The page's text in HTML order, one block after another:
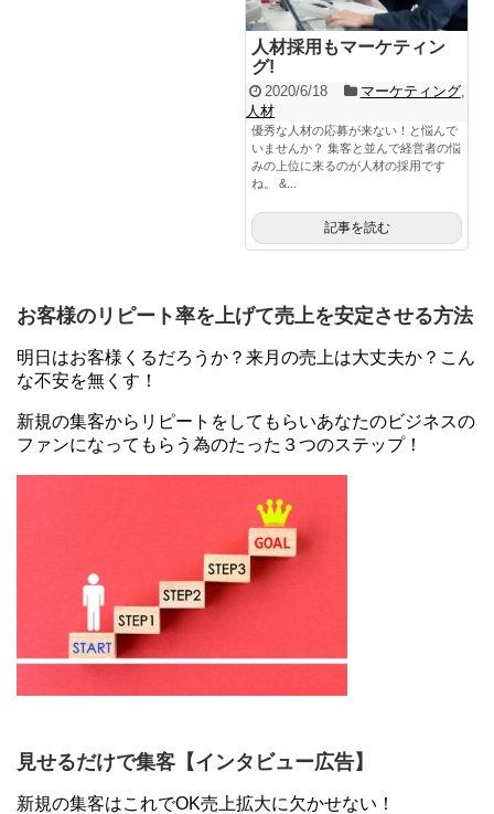
人材採用もマーケティン
グ!
2020/6/18 マーケティング,
人材
優秀な人材の応募が来ない！と悩んで
いませんか？ 集客と並んで経営者の悩
みの上位に来るのが人材の採用です
ね。 &...
記事を読む
お客様のリピート率を上げて売上を安定させる方法
明日はお客様くるだろうか？来月の売上は大丈夫か？こん
な不安を無くす！
新規の集客からリピートをしてもらいあなたのビジネスの
ファンになってもらう為のたった３つのステップ！
見せるだけで集客【インタビュー広告】
新規の集客はこれでOK売上拡大に欠かせない！